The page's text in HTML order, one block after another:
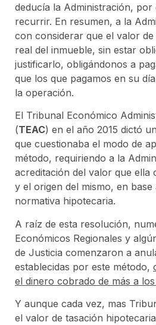
deducía la Administración, por
recurrir. En resumen, a la
con considerar que el valor
real del inmueble, sin estar
justificarlo, obligándonos a
que los que pagamos en su
la operación.
El Tribunal Económico
(TEAC) en el año 2015 dictó
que cuestionaba el modo de
método, requiriendo a la
acreditación del valor que ella
y el origen del mismo, en base
normativa hipotecaria.
A raíz de esta resolución,
Económicos Regionales y
de Justicia comenzaron a
establecidas por este método,
el dinero cobrado de más a
Y aunque cada vez, mas
el valor de tasación